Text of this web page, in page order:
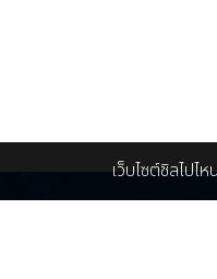
เว็บไซต์ชิลไปไ